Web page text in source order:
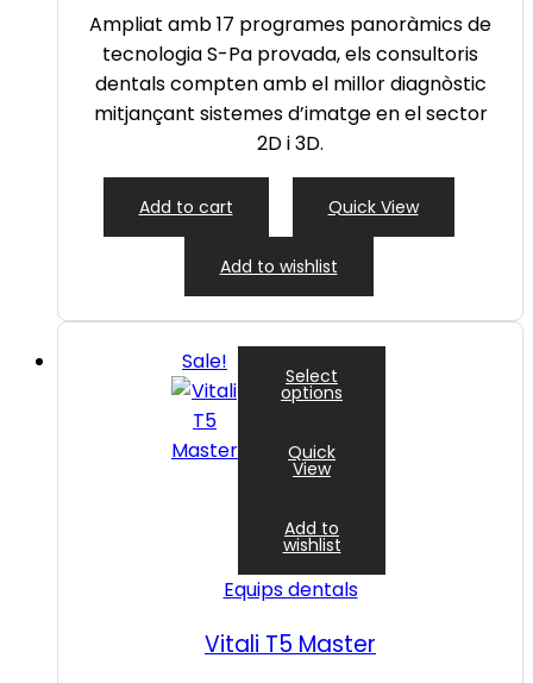
Ampliat amb 17 programes panoràmics de
tecnologia S-Pa provada, els consultoris
dentals compten amb el millor diagnòstic
mitjançant sistemes d’imatge en el sector
2D i 3D.
Add to cart Quick View
Add to wishlist
Sale!
Select
options
Quick
View
Add to
wishlist
Equips dentals
Vitali T5 Master